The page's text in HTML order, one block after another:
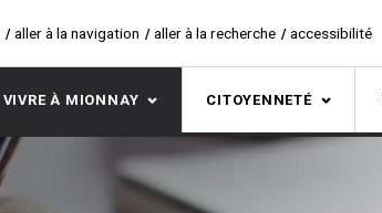
aller à la navigation aller à la recherche accessibilité
VIVRE À MIONNAY CITOYENNETÉ